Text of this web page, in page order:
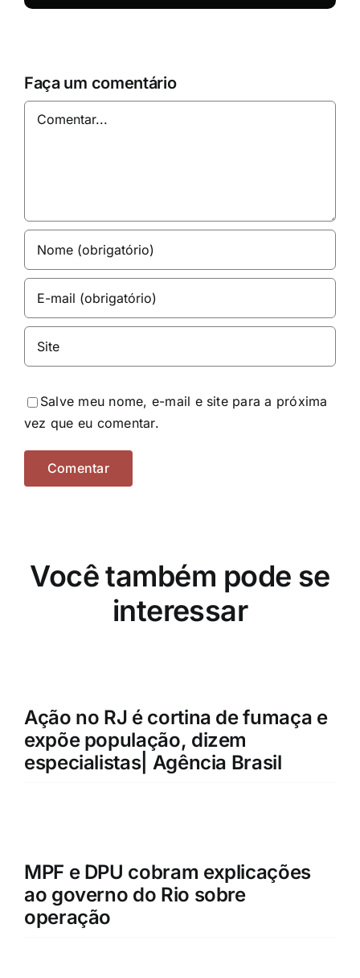
Faça um comentário
Comentar
Salve meu nome, e-mail e site para a próxima
vez que eu comentar.
Você também pode se
interessar
Ação no RJ é cortina de fumaça e
expõe população, dizem
especialistas| Agência Brasil
MPF e DPU cobram explicações
ao governo do Rio sobre
operação